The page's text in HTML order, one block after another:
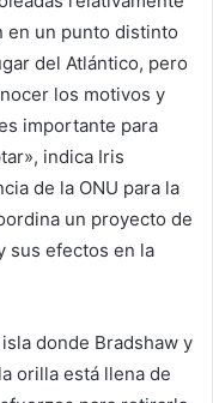
en un punto distinto
del Atlántico, pero
los motivos y
importante para
indica Iris
de la ONU para la
un proyecto de
sus efectos en la
donde Bradshaw y
orilla está llena de